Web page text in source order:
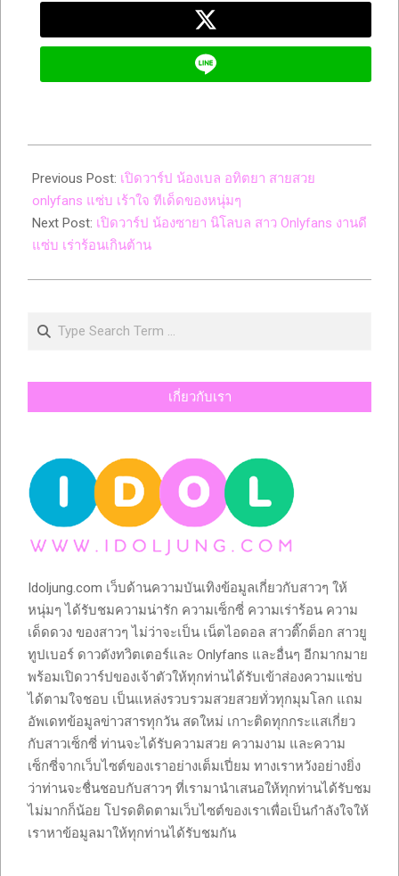
11-
30
Previous Post: เปิดวาร์ป น้องเบล อทิตยา สายสวย
onlyfans แซ่บ เร้าใจ ทีเด็ดของหนุ่มๆ
Next Post: เปิดวาร์ป น้องซายา นิโลบล สาว Onlyfans งานดี
แซ่บ เร่าร้อนเกินต้าน
Search
เกี่ยวกับเรา
Idoljung.com เว็บด้านความบันเทิงข้อมูลเกี่ยวกับสาวๆ ให้
หนุ่มๆ ได้รับชมความน่ารัก ความเซ็กซี่ ความเร่าร้อน ความ
เด็ดดวง ของสาวๆ ไม่ว่าจะเป็น เน็ตไอดอล สาวติ๊กต็อก สาวยู
ทูปเบอร์ ดาวดังทวิตเตอร์และ Onlyfans และอื่นๆ อีกมากมาย
พร้อมเปิดวาร์ปของเจ้าตัวให้ทุกท่านได้รับเข้าส่องความแซ่บ
ได้ตามใจชอบ เป็นแหล่งรวบรวมสวยสวยทั่วทุกมุมโลก แถม
อัพเดทข้อมูลข่าวสารทุกวัน สดใหม่ เกาะติดทุกกระแสเกี่ยว
กับสาวเซ็กซี่ ท่านจะได้รับความสวย ความงาม และความ
เซ็กซี่จากเว็บไซต์ของเราอย่างเต็มเปี่ยม ทางเราหวังอย่างยิ่ง
ว่าท่านจะชื่นชอบกับสาวๆ ที่เรามานำเสนอให้ทุกท่านได้รับชม
ไม่มากก็น้อย โปรดติดตามเว็บไซต์ของเราเพื่อเป็นกำลังใจให้
เราหาข้อมูลมาให้ทุกท่านได้รับชมกัน